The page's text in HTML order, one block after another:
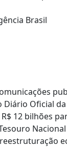
Brasil
Diário Oficial
12 bilhões